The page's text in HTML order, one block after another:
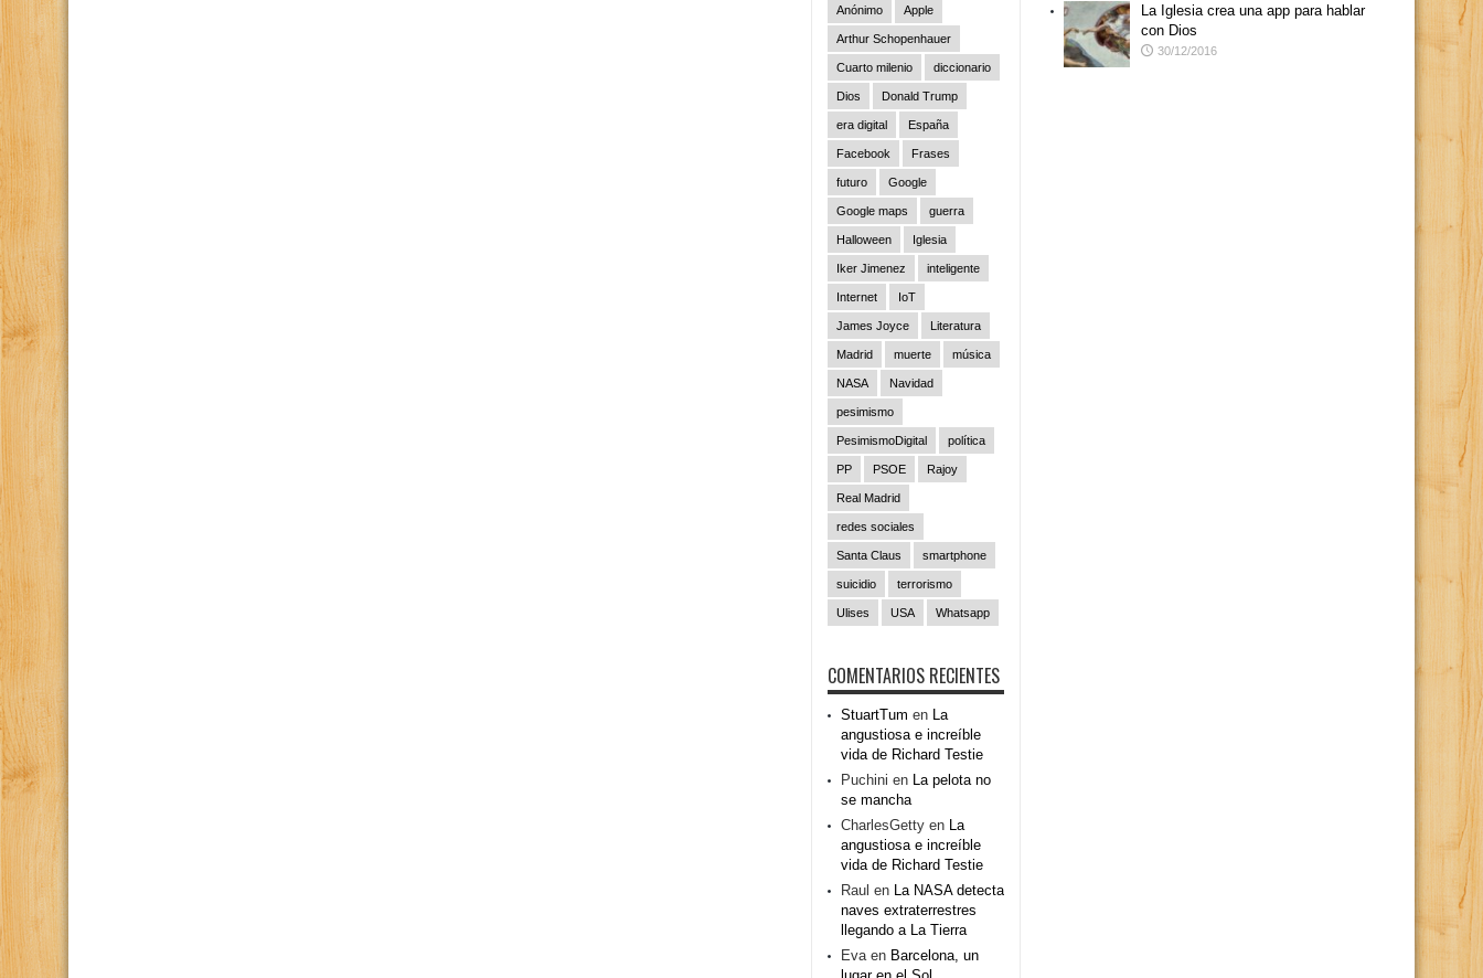
Anónimo Apple
Arthur Schopenhauer
Cuarto milenio diccionario
Dios Donald Trump
era digital España
Facebook Frases
futuro Google
Google maps guerra
Halloween Iglesia
Iker Jimenez inteligente
Internet IoT
James Joyce Literatura
Madrid muerte música
NASA Navidad
pesimismo
PesimismoDigital política
PP PSOE Rajoy
Real Madrid
redes sociales
Santa Claus smartphone
suicidio terrorismo
Ulises USA Whatsapp
COMENTARIOS RECIENTES
StuartTum en La
angustiosa e increíble
vida de Richard Testie
Puchini en La pelota no
se mancha
CharlesGetty en La
angustiosa e increíble
vida de Richard Testie
Raul en La NASA detecta
naves extraterrestres
llegando a La Tierra
Evaen Barcelona, un
La Iglesia crea una app para hablar
con Dios
30/12/2016